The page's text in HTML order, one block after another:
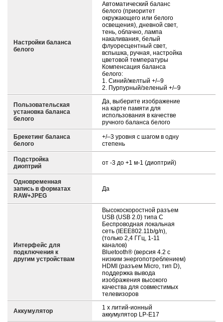
Настройки баланса
белого
Автоматический баланс
белого (приоритет
окружающего или белого
освещения), дневной свет,
тень, облачно, лампа
накаливания, белый
флуоресцентный свет,
вспышка, ручная, настройка
цветовой температуры
Компенсация баланса
белого:
1. Синий/желтый +/–9
2. Пурпурный/зеленый +/–9
Пользовательская
установка баланса
белого
Да, выберите изображение
на карте памяти для
использования в качестве
ручного баланса белого
Брекетинг баланса
белого
+/–3 уровня с шагом в одну
степень
Подстройка
диоптрий
от -3 до +1 м-1 (диоптрий)
Одновременная
запись в форматах
RAW+JPEG
Да
Интерфейс для
подключения к
другим устройствам
Высокоскоростной разъем
USB (USB 2.0) типа C
Беспроводная локальная
сеть (IEEE802.11b/g/n),
(только 2,4 ГГц, 1-11
каналов)
Bluetooth® (версия 4.2 с
низким энергопотреблением)
HDMI (разъем Micro, тип D),
поддержка вывода
изображения высокого
качества для совместимых
телевизоров
Аккумулятор
1 x литий-ионный
аккумулятор LP-E17